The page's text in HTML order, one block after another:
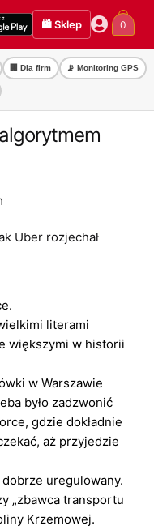
🛍️ Sklep 0
🏢 Dla firm 📡 Monitoring GPS
Uber rozjechał
literami
większymi w historii
w Warszawie
było zadzwonić
gdzie dokładnie
aż przyjedzie
dobrze uregulowany.
„zbawca transportu
Krzemowej.